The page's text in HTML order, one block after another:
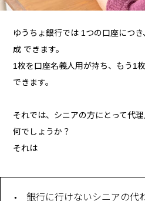
ゆうちょ銀行では 1つの口座につ
成 できます。
1枚を口座名義人用が持ち、もう1
できます。
それでは、シニアの方にとって代
何でしょうか？
それは
銀行に行けないシニアの代